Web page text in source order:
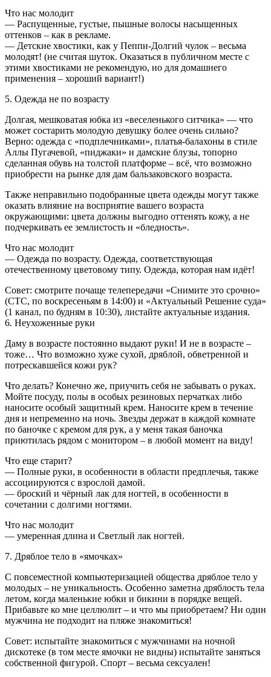
Что нас молодит
— Распущенные, густые, пышные волосы насыщенных
оттенков – как в рекламе.
— Детские хвостики, как у Пеппи-Долгий чулок – весьма
молодят! (не считая шуток. Оказаться в публичном месте с
этими хвостиками не рекомендую, но для домашнего
применения – хороший вариант!)
5. Одежда не по возрасту
Долгая, мешковатая юбка из «веселенького ситчика» — что
может состарить молодую девушку более очень сильно?
Верно: одежда с «подплечниками», платья-балахоны в стиле
Аллы Пугачевой, «пиджаки» и дамские блузы, топорно
сделанная обувь на толстой платформе – всё, что возможно
приобрести на рынке для дам бальзаковского возраста.
Также неправильно подобранные цвета одежды могут также
оказать влияние на восприятие вашего возраста
окружающими: цвета должны выгодно оттенять кожу, а не
подчеркивать ее землистость и «бледность».
Что нас молодит
— Одежда по возрасту. Одежда, соответствующая
отечественному цветовому типу. Одежда, которая нам идёт!
Совет: смотрите почаще телепередачи «Снимите это срочно»
(СТС, по воскресеньям в 14:00) и «Актуальный Решение суда»
(1 канал, по будням в 10:30), листайте актуальные издания.
6. Неухоженные руки
Даму в возрасте постоянно выдают руки! И не в возрасте –
тоже… Что возможно хуже сухой, дряблой, обветренной и
потрескавшейся кожи рук?
Что делать? Конечно же, приучить себя не забывать о руках.
Мойте посуду, полы в особых резиновых перчатках либо
наносите особый защитный крем. Наносите крем в течение
дня и непременно на ночь. Звезды держат в каждой комнате
по баночке с кремом для рук, а у меня такая баночка
приютилась рядом с монитором – в любой момент на виду!
Что еще старит?
— Полные руки, в особенности в области предплечья, также
ассоциируются с взрослой дамой.
— броский и чёрный лак для ногтей, в особенности в
сочетании с долгими ногтями.
Что нас молодит
— умеренная длина и Светлый лак ногтей.
7. Дряблое тело в «ямочках»
С повсеместной компьютеризацией общества дряблое тело у
молодых – не уникальность. Особенно заметна дряблость тела
летом, когда маленькие юбки и бикини в порядке вещей.
Прибавьте ко мне целлюлит – и что мы приобретаем? Ни один
мужчина не подходит на пляже знакомиться!
Совет: испытайте знакомиться с мужчинами на ночной
дискотеке (в том месте ямочки не видны) испытайте заняться
собственной фигурой. Спорт – весьма сексуален!